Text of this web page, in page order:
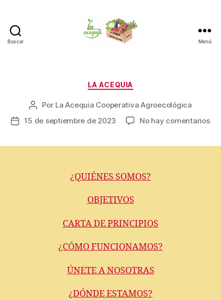
Buscar Menú
Categorías
LA ACEQUIA
Autor
de
Por La Acequia Cooperativa Agroecológica
Fecha15 de septiembre de 2023 No hay comentariosen
¿QUIÉNES SOMOS?
OBJETIVOS
CARTA DE PRINCIPIOS
¿CÓMO FUNCIONAMOS?
ÚNETE A NOSOTRAS
¿DÓNDE ESTAMOS?